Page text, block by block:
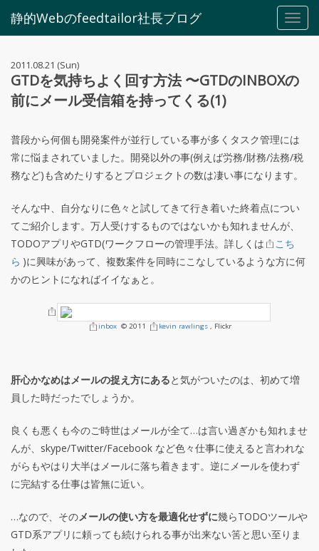
静的Webのfeedtailor社長ブログ
2011.08.21 (Sun)
GTDを気持ちよく回す方法 〜GTDのINBOXの
前にメール受信箱を持ってくる(1)
普段から何個も開発案件が並行している事が多くタスク管理には
常に悩まされていました。開発以外の事(例えば労務/財務/法務/税
務など)も含めたりするとプロジェクトの数は凄い事になります。
そんな中、自分なりに色々と試してきて行き着いた終着点につい
てご紹介します。万人受けするものではないかも知れませんが、
TODOアプリやGTD(ワークフローの管理手法。詳しくは
こち
ら )に興味があって、複数案件を同時にこなしているような方に何
かのヒントになればイイなぁと。
inbox © 2011 kevin rawlings , Flickr
肝心かなめはメールの捉え方にあると気がついたのは、初めて増
員した時だったでしょうか。
良くも悪くも今のご時世はメールが全て…は言い過ぎかも知れませ
んが、skype/Twitter/Facebook など色々仕事に使えると言われな
がらもやはり大半はメールに落ち着きます。逆にメールを使わず
に完結する仕事は皆無に近い。
…なので、そのメールの使い方を最適化せずに幾らTODOツールや
GTD系アプリに頼っても続けられる事が出来ない筈と思い至りま